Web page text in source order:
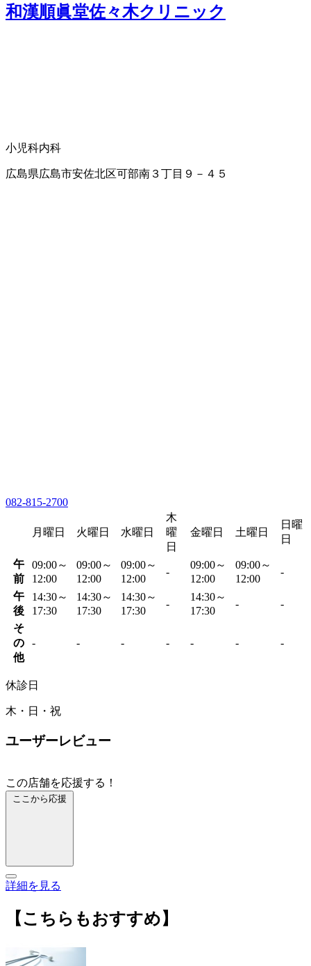
和漢順眞堂佐々木クリニック
小児科内科
広島県広島市安佐北区可部南３丁目９－４５
082-815-2700
月曜日 火曜日 水曜日
木
曜
日
金曜日 土曜日
日曜
日
午
前
09:00～
12:00
09:00～
12:00
09:00～
12:00
-
09:00～
12:00
09:00～
12:00
-
午
後
14:30～
17:30
14:30～
17:30
14:30～
17:30
-
14:30～
17:30
- -
そ
の
他
- - - - - - -
休診日
木・日・祝
ユーザーレビュー
この店舗を応援する！
ここから応援
詳細を見る
【こちらもおすすめ】